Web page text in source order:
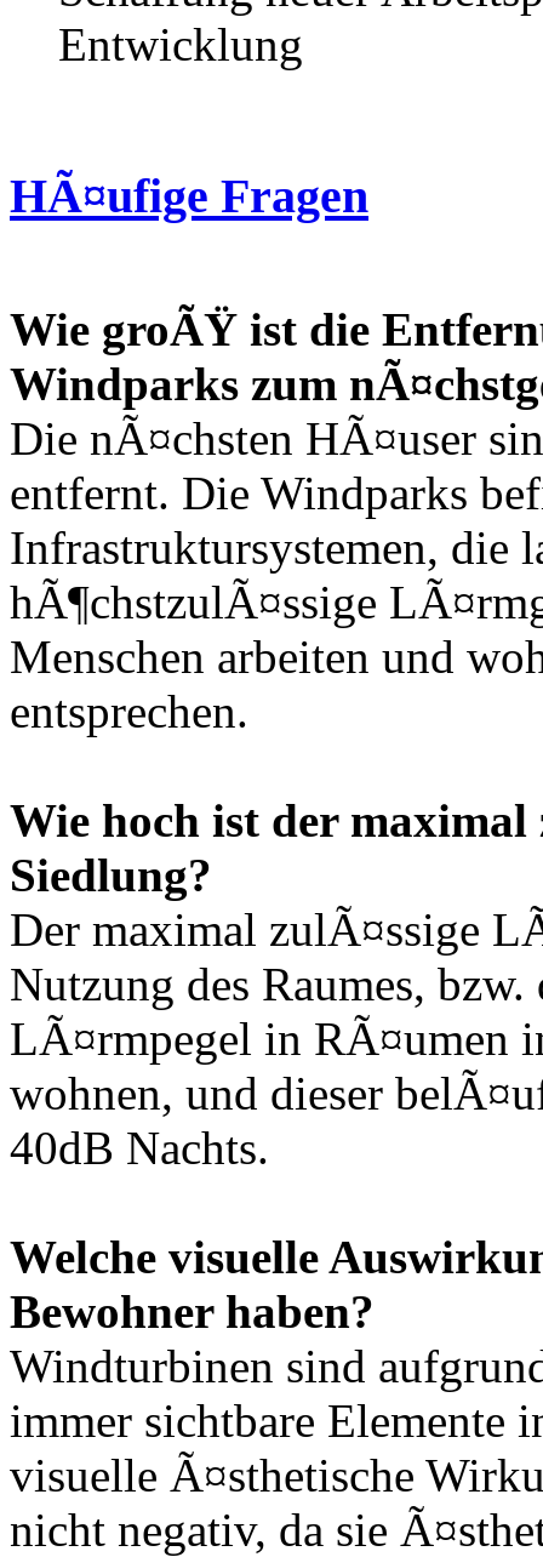
Entwicklung
HÃ¤ufige Fragen
Wie groÃŸ ist die
Windparks zum
Die nÃ¤chsten HÃ¤user
entfernt. Die Windparks
Infrastruktursystemen, die
hÃ¶chstzulÃ¤ssige
Menschen arbeiten und
entsprechen.
Wie hoch ist der
Siedlung?
Der maximal zulÃ¤ssige
Nutzung des Raumes,
LÃ¤rmpegel in RÃ¤umen
wohnen, und dieser
40dB Nachts.
Welche visuelle
Bewohner haben?
Windturbinen sind
immer sichtbare Elemente
visuelle Ã¤sthetische
nicht negativ, da sie